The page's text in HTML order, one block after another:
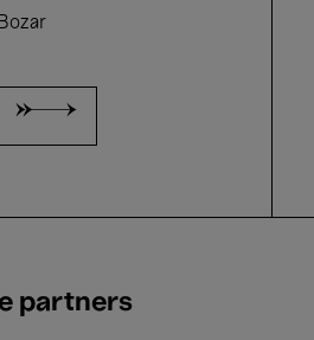
partners